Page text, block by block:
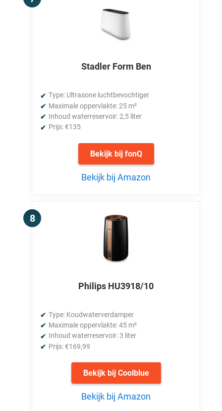
Stadler Form Ben
Type: Ultrasone luchtbevochtiger
Maximale oppervlakte: 25 m²
Inhoud waterreservoir: 2,5 liter
Prijs: €135
Bekijk bij fonQ
Bekijk bij Amazon
Philips HU3918/10
Type: Koudwaterverdamper
Maximale oppervlakte: 45 m²
Inhoud waterreservoir: 3 liter
Prijs: €169,99
Bekijk bij Coolblue
Bekijk bij Amazon